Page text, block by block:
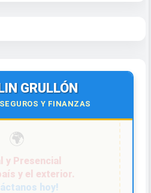
GRULLÓN
Y FINANZAS
hoy!